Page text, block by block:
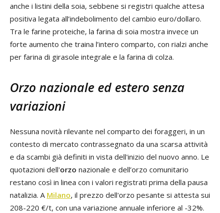
anche i listini della soia, sebbene si registri qualche attesa
positiva legata all’indebolimento del cambio euro/dollaro.
Tra le farine proteiche, la farina di soia mostra invece un
forte aumento che traina l’intero comparto, con rialzi anche
per farina di girasole integrale e la farina di colza.
Orzo nazionale ed estero senza
variazioni
Nessuna novità rilevante nel comparto dei foraggeri, in un
contesto di mercato contrassegnato da una scarsa attività
e da scambi già definiti in vista dell'inizio del nuovo anno. Le
quotazioni dell'orzo nazionale e dell’orzo comunitario
restano così in linea con i valori registrati prima della pausa
natalizia. A Milano, il prezzo dell'orzo pesante si attesta sui
208-220 €/t, con una variazione annuale inferiore al -32%.